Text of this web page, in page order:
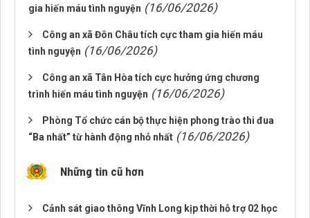
gia hiến máu tình nguyện (16/06/2026)
Công an xã Đôn Châu tích cực tham gia hiến máu
tình nguyện (16/06/2026)
Công an xã Tân Hòa tích cực hưởng ứng chương
trình hiến máu tình nguyện (16/06/2026)
Phòng Tổ chức cán bộ thực hiện phong trào thi đua
“Ba nhất” từ hành động nhỏ nhất (16/06/2026)
Những tin cũ hơn
Cảnh sát giao thông Vĩnh Long kịp thời hỗ trợ 02 học